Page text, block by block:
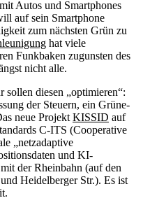
Autos und Smartphones
auf sein Smartphone
zum nächsten Grün zu
hat viele
Funkbaken zugunsten des
nicht alle.
sollen diesen „optimieren“:
der Steuern, ein Grüne-
neue Projekt KISSID auf
C-ITS (Cooperative
„netzadaptive
und KI-
der Rheinbahn (auf den
Heidelberger Str.). Es ist